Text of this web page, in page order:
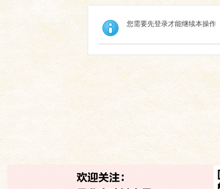
您需要先登录才能继续本操作